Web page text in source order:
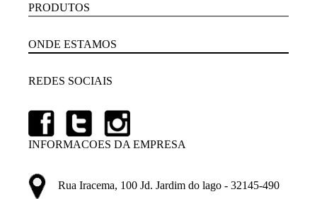
PRODUTOS
ONDE ESTAMOS
REDES SOCIAIS
INFORMACOES DA EMPRESA
Rua Iracema, 100 Jd. Jardim do lago - 32145-490